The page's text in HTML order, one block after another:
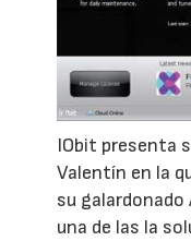
IObit presenta
Valentín en la
su galardonado
una de las la